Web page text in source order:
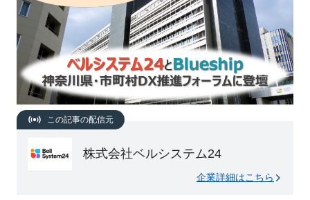
この記事の配信元
株式会社ベルシステム24
企業詳細はこちら